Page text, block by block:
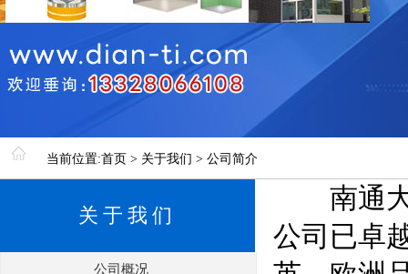
当前位置:首页 > 关于我们 > 公司简介
关于我们
公司概况
南通大
公司已卓